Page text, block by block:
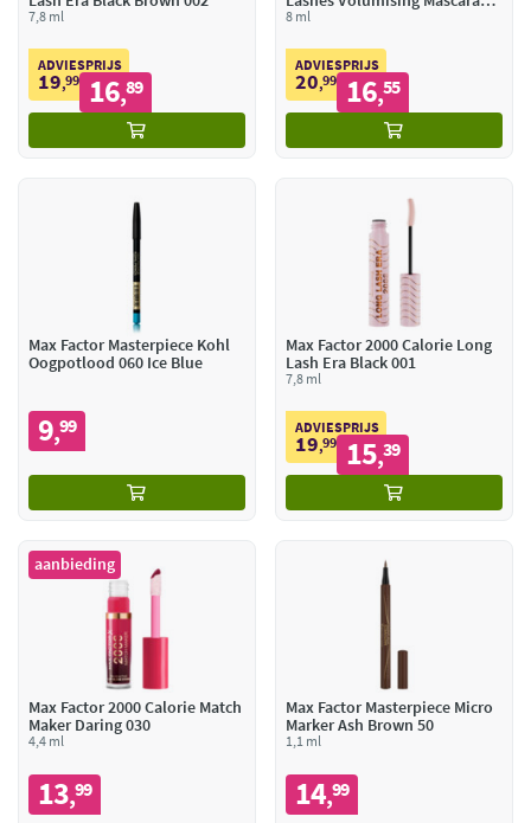
7,8 ml
ADVIESPRIJS
19,99 16,89
Black Brown
8 ml
ADVIESPRIJS
20,99 16,55
Max Factor Masterpiece Kohl
Oogpotlood 060 Ice Blue
9,99
Max Factor 2000 Calorie Long
Lash Era Black 001
7,8 ml
ADVIESPRIJS
19,99 15,39
aanbieding
Max Factor 2000 Calorie Match
Maker Daring 030
4,4 ml
13,99
Max Factor Masterpiece Micro
Marker Ash Brown 50
1,1 ml
14,99